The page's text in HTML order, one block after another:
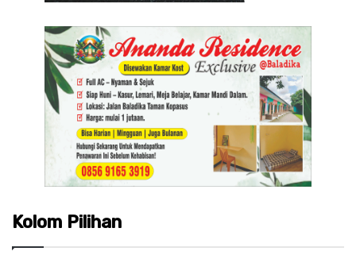
Kolom Pilihan